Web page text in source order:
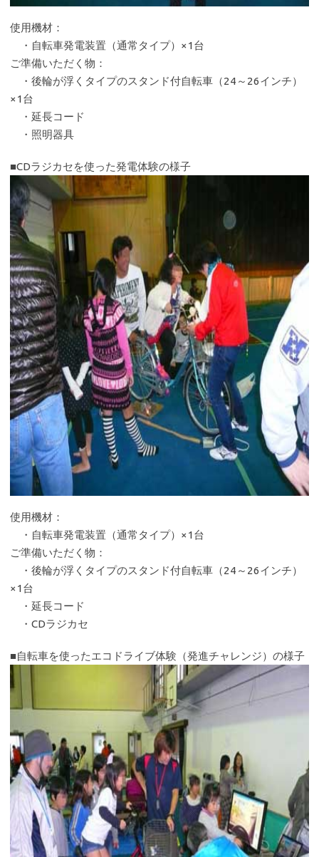
使用機材：
・自転車発電装置（通常タイプ）×1台
ご準備いただく物：
・後輪が浮くタイプのスタンド付自転車（24～26インチ）
×1台
・延長コード
・照明器具
■CDラジカセを使った発電体験の様子
使用機材：
・自転車発電装置（通常タイプ）×1台
ご準備いただく物：
・後輪が浮くタイプのスタンド付自転車（24～26インチ）
×1台
・延長コード
・CDラジカセ
■自転車を使ったエコドライブ体験（発進チャレンジ）の様子